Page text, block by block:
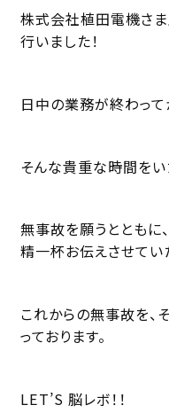
株式会社植田電機さ
行いました！
日中の業務が終わって
そんな貴重な時間をい
無事故を願うとともに
精一杯お伝えさせてい
これからの無事故を、
っております。
LET’S 脳レボ！！